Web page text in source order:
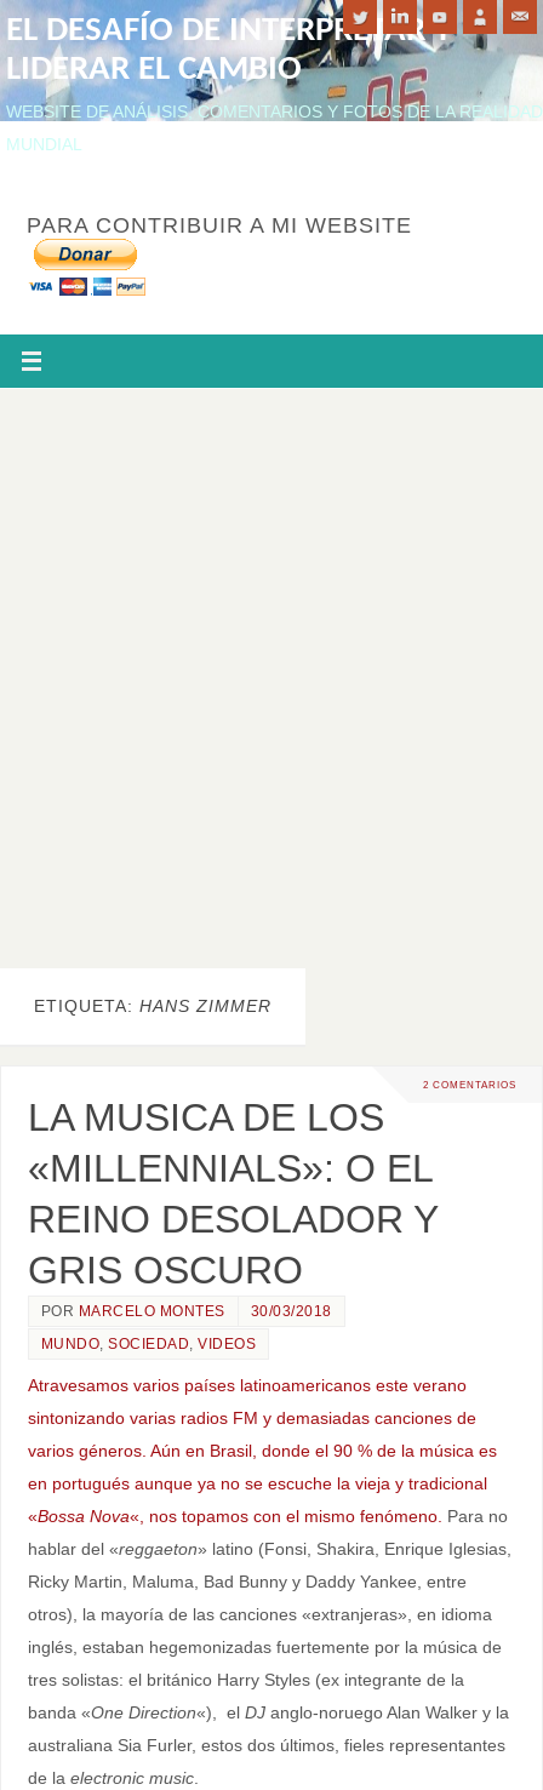
EL DESAFÍO DE INTERPRETAR Y
LIDERAR EL CAMBIO
WEBSITE DE ANÁLISIS, COMENTARIOS Y FOTOS DE LA REALIDAD
MUNDIAL
PARA CONTRIBUIR A MI WEBSITE
ETIQUETA: HANS ZIMMER
2 COMENTARIOS
LA MUSICA DE LOS
«MILLENNIALS»: O EL
REINO DESOLADOR Y
GRIS OSCURO
POR MARCELO MONTES
30/03/2018
MUNDO,SOCIEDAD,VIDEOS
Atravesamos varios países latinoamericanos este verano
sintonizando varias radios FM y demasiadas canciones de
varios géneros. Aún en Brasil, donde el 90 % de la música es
en portugués aunque ya no se escuche la vieja y tradicional
«Bossa Nova«, nos topamos con el mismo fenómeno. Para no
hablar del «reggaeton» latino (Fonsi, Shakira, Enrique Iglesias,
Ricky Martin, Maluma, Bad Bunny y Daddy Yankee, entre
otros), la mayoría de las canciones «extranjeras», en idioma
inglés, estaban hegemonizadas fuertemente por la música de
tres solistas: el británico Harry Styles (ex integrante de la
banda «One Direction«), el DJanglo-noruego Alan Walker y la
australiana Sia Furler, estos dos últimos, fieles representantes
de la electronic music.